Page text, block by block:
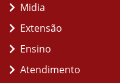
Midia
Extensão
Ensino
Atendimento